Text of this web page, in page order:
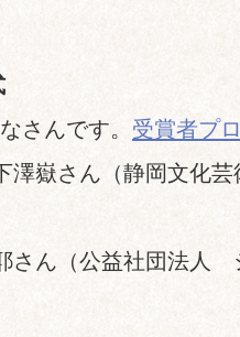
さんです。 受賞者プ
嶽さん（静岡文化芸
さん（公益社団法人